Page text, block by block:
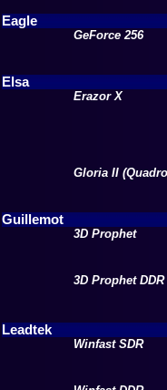
Eagle
GeForce 256
Elsa
Erazor X
Gloria II
Guillemot
3D Prophet
3D Prophet DDR
Leadtek
Winfast SDR